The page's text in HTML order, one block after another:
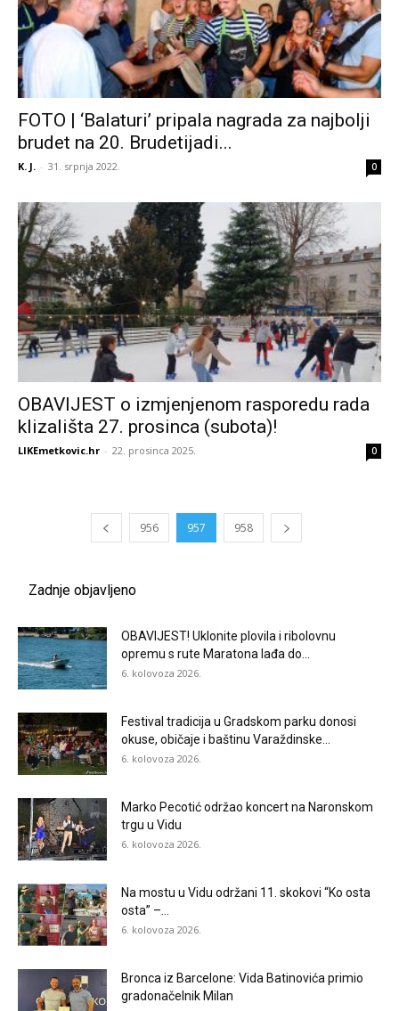
FOTO | ‘Balaturi’ pripala nagrada za najbolji
brudet na 20. Brudetijadi...
K. J. - 31. srpnja 2022. 0
OBAVIJEST o izmjenjenom rasporedu rada
klizališta 27. prosinca (subota)!
LIKEmetkovic.hr - 22. prosinca 2025. 0
956 957 958
Zadnje objavljeno
OBAVIJEST! Uklonite plovila i ribolovnu
opremu s rute Maratona lađa do...
6. kolovoza 2026.
Festival tradicija u Gradskom parku donosi
okuse, običaje i baštinu Varaždinske...
6. kolovoza 2026.
Marko Pecotić održao koncert na Naronskom
trgu u Vidu
6. kolovoza 2026.
Na mostu u Vidu održani 11. skokovi “Ko osta
osta” –...
6. kolovoza 2026.
Bronca iz Barcelone: Vida Batinovića primio
gradonačelnik Milan